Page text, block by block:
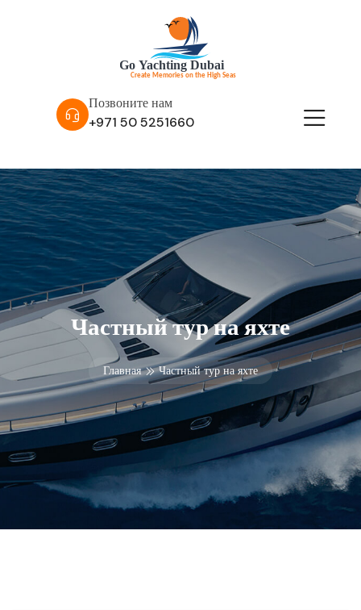
Позвоните нам
+971 50 5251660
Частный тур на яхте
Главная Частный тур на яхте